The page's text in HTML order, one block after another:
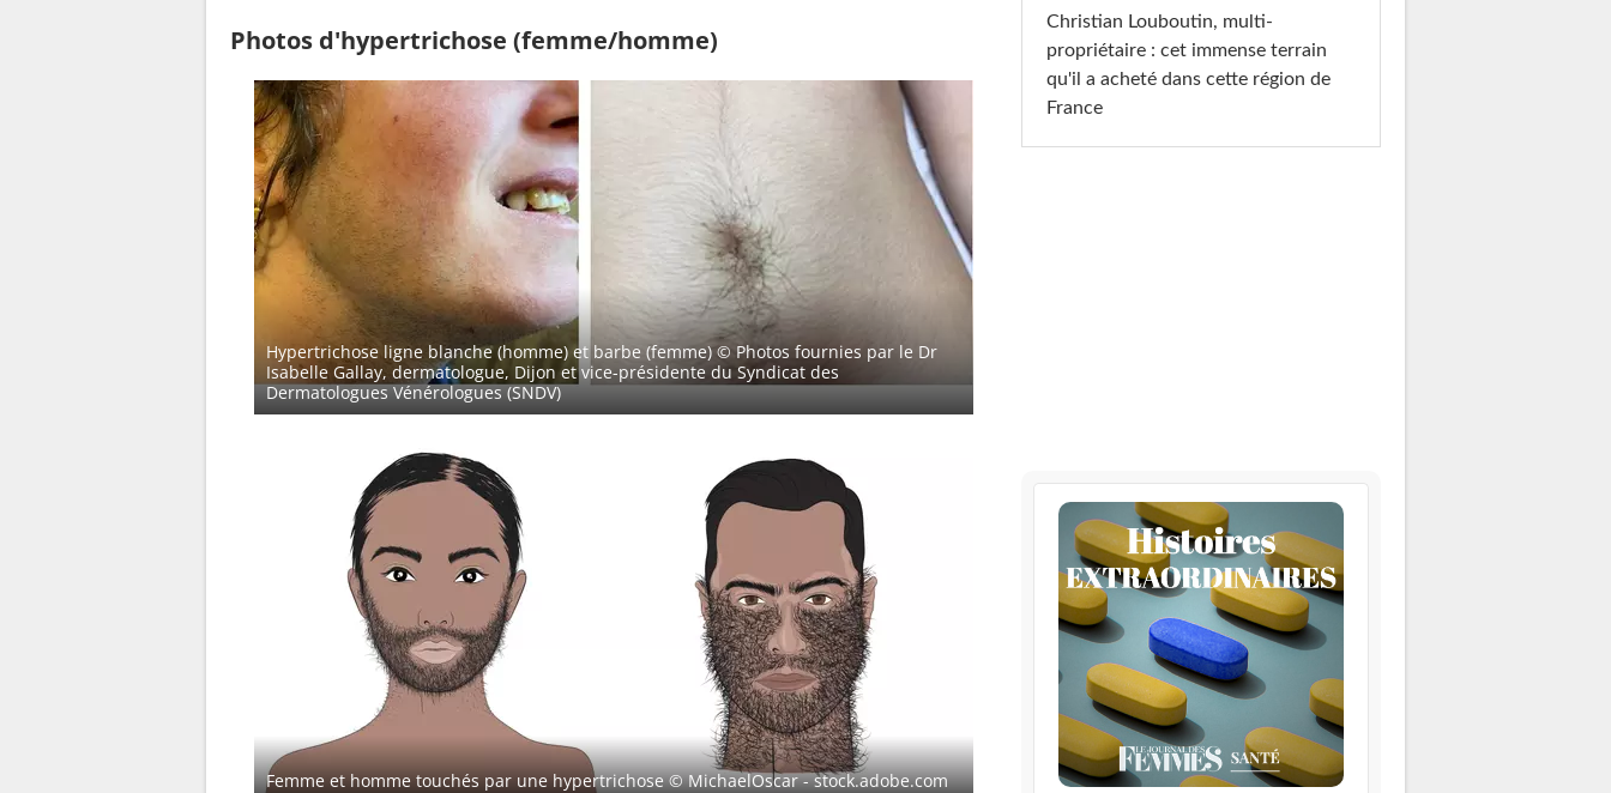
Photos d'hypertrichose (femme/homme)
Hypertrichose ligne blanche (homme) et barbe (femme) © Photos fournies par le Dr
Isabelle Gallay, dermatologue, Dijon et vice-présidente du Syndicat des
Dermatologues Vénérologues (SNDV)
Femme et homme touchés par une hypertrichose© MichaelOscar - stock.adobe.com
Christian Louboutin, multi-
propriétaire : cet immense terrain
qu'il a acheté dans cette région de
France